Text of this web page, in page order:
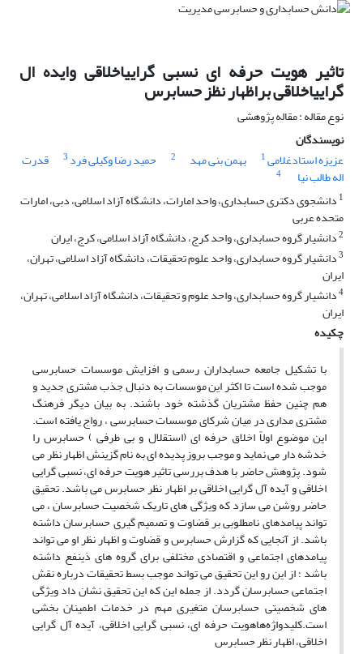
تاثیر هویت حرفه ای نسبی گراییاخلاقی وایده ال
گراییاخلاقی براظهار نظز حسابرس
نوع مقاله : مقاله پژوهشی
نویسندگان
عزیزه استادغلامی1 بهمن بنی مهد 2 حمید رضا وکیلی فرد 3 قدرت
اله طالب نیا
4
1 دانشجوی دکتری حسابداری، واحد امارات، دانشگاه آزاد اسلامی، دبی، امارات
متحده عربی
2دانشیار گروه حسابداری، واحد کرج، دانشگاه آزاد اسلامی، کرج، ایران
3دانشیار گروه حسابداری، واحد علوم تحقیقات، دانشگاه آزاد اسلامی، تهران،
ایران
4دانشیار گروه حسابداری، واحد علوم و تحقیقات، دانشگاه آزاد اسلامی، تهران،
ایران
چکیده
با تشکیل جامعه حسابداران رسمی و افزایش موسسات حسابرسی
موجب شده است تا اکثر این موسسات به دنبال جذب مشتری جدید و
هم چنین حفظ مشتریان گذشته خود باشند. به بیان دیگر فرهنگ
مشتری مداری در میان شرکای موسسات حسابرسی ، رواج یافته است.
این موضوع اولاً اخلاق حرفه ای (استقلال و بی طرفی ) حسابرس را
خدشه دار می نماید و موجب بروز پدیده ای به نام گزینش اظهار نظر می
شود. پژوهش حاضر با هدف بررسی تاثیر هویت حرفه ای، نسبی گرایی
اخلاقی و آیده آل گرایی اخلاقی بر اظهار نظر حسابرس می باشد. تحقیق
حاضر روشن می سازد که ویژگی های تاریک شخصیت حسابرسان ، می
تواند پیامدهای نامطلوبی بر قضاوت و تصمیم گیری حسابرسان داشته
باشد. از آنجایی که گزارش حسابرس و قضاوت و اظهار نظر او می تواند
پیامدهای اجتماعی و اقتصادی مختلفی برای گروه های ذینفع داشته
باشد ؛ از این رو این تحقیق می تواند موجب بسط تحقیقات درباره نقش
اجتماعی حسابرسان گردد. از جمله این که این تحقیق نشان داد ویژگی
های شخصیتی حسابرسان متغیری مهم در خدمات اطمینان بخشی
است.کلیدواژه‌هاهویت حرفه ای، نسبی گرایی اخلاقی، آیده آل گرایی
اخلاقی، اظهار نظر حسابرس